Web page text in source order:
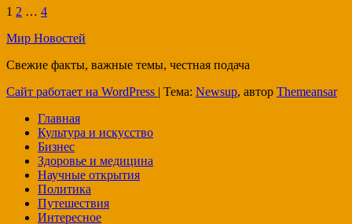
Пагинация
записей
1 2 … 4
Мир Новостей
Свежие факты, важные темы, честная подача
Сайт работает на WordPress | Тема: Newsup, автор Themeansar
Главная
Культура и искусство
Бизнес
Здоровье и медицина
Научные открытия
Политика
Путешествия
Интересное